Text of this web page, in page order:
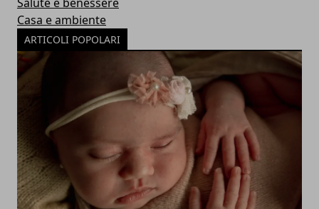
Casa e ambiente
ARTICOLI POPOLARI